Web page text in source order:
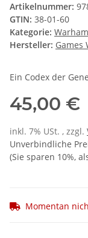
Artikelnummer:
GTIN: 38-01-60
Kategorie:
Hersteller: Games
Ein Codex der
45,00 €
inkl. 7% USt. , zzgl.
Unverbindliche
(Sie sparen 10%,
Momentan